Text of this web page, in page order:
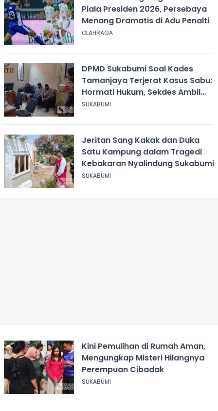
Piala Presiden 2026, Persebaya
Menang Dramatis di Adu Penalti
OLAHRAGA
DPMD Sukabumi Soal Kades
Tamanjaya Terjerat Kasus Sabu:
Hormati Hukum, Sekdes Ambil
Alih Pelayanan
SUKABUMI
Jeritan Sang Kakak dan Duka
Satu Kampung dalam Tragedi
Kebakaran Nyalindung Sukabumi
SUKABUMI
Kini Pemulihan di Rumah Aman,
Mengungkap Misteri Hilangnya
Perempuan Cibadak
SUKABUMI